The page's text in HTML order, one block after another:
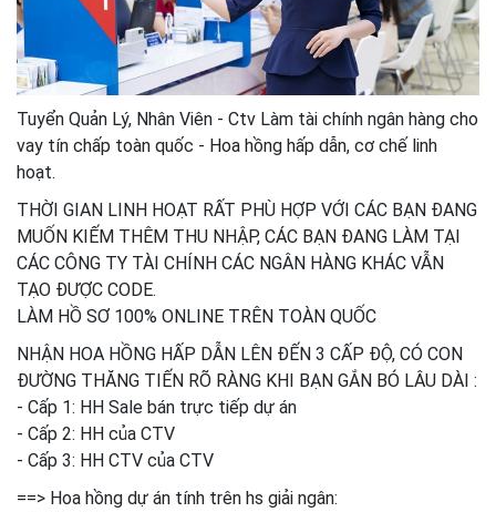
Tuyển Quản Lý, Nhân Viên - Ctv Làm tài chính ngân hàng cho
vay tín chấp toàn quốc - Hoa hồng hấp dẫn, cơ chế linh
hoạt.
THỜI GIAN LINH HOẠT RẤT PHÙ HỢP VỚI CÁC BẠN ĐANG
MUỐN KIẾM THÊM THU NHẬP, CÁC BẠN ĐANG LÀM TẠI
CÁC CÔNG TY TÀI CHÍNH CÁC NGÂN HÀNG KHÁC VẪN
TẠO ĐƯỢC CODE.
LÀM HỒ SƠ 100% ONLINE TRÊN TOÀN QUỐC
NHẬN HOA HỒNG HẤP DẪN LÊN ĐẾN 3 CẤP ĐỘ, CÓ CON
ĐƯỜNG THĂNG TIẾN RÕ RÀNG KHI BẠN GẮN BÓ LÂU DÀI :
- Cấp 1: HH Sale bán trực tiếp dự án
- Cấp 2: HH của CTV
- Cấp 3: HH CTV của CTV
==> Hoa hồng dự án tính trên hs giải ngân: